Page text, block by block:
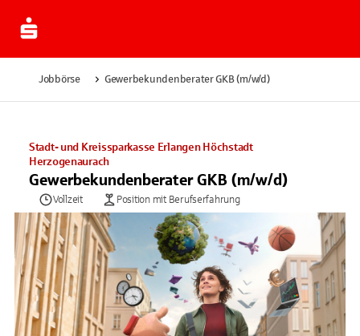
Jobbörse Gewerbekundenberater GKB (m/w/d)
Stadt- und Kreissparkasse Erlangen Höchstadt
Herzogenaurach
Gewerbekundenberater GKB (m/w/d)
Vollzeit Position mit Berufserfahrung